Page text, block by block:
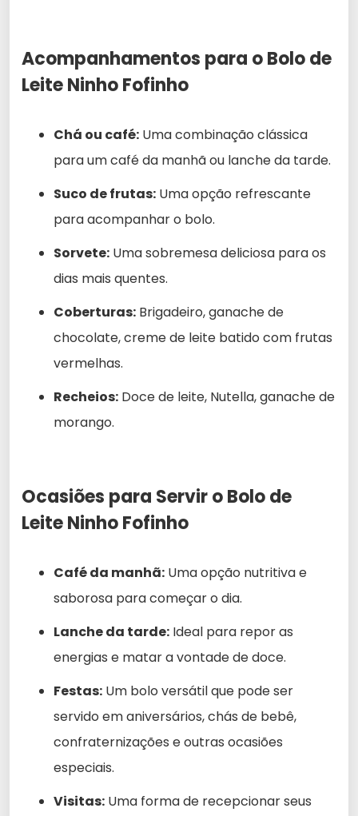
Acompanhamentos para o Bolo de
Leite Ninho Fofinho
Chá ou café: Uma combinação clássica
para um café da manhã ou lanche da tarde.
Suco de frutas: Uma opção refrescante
para acompanhar o bolo.
Sorvete: Uma sobremesa deliciosa para os
dias mais quentes.
Coberturas: Brigadeiro, ganache de
chocolate, creme de leite batido com frutas
vermelhas.
Recheios: Doce de leite, Nutella, ganache de
morango.
Ocasiões para Servir o Bolo de
Leite Ninho Fofinho
Café da manhã: Uma opção nutritiva e
saborosa para começar o dia.
Lanche da tarde: Ideal para repor as
energias e matar a vontade de doce.
Festas: Um bolo versátil que pode ser
servido em aniversários, chás de bebê,
confraternizações e outras ocasiões
especiais.
Visitas: Uma forma de recepcionar seus